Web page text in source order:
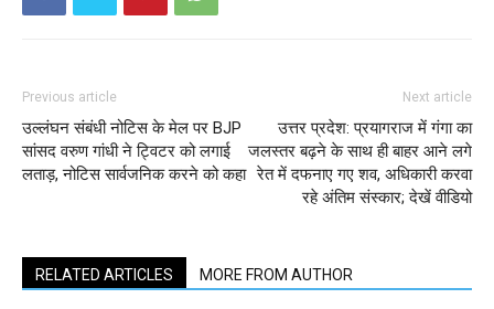
Previous article
उल्लंघन संबंधी नोटिस के मेल पर BJP
सांसद वरुण गांधी ने ट्विटर को लगाई
लताड़, नोटिस सार्वजनिक करने को कहा
Next article
उत्तर प्रदेश: प्रयागराज में गंगा का
जलस्‍तर बढ़ने के साथ ही बाहर आने लगे
रेत में दफनाए गए शव, अधिकारी करवा
रहे अंतिम संस्‍कार; देखें वीडियो
RELATED ARTICLES MORE FROM AUTHOR